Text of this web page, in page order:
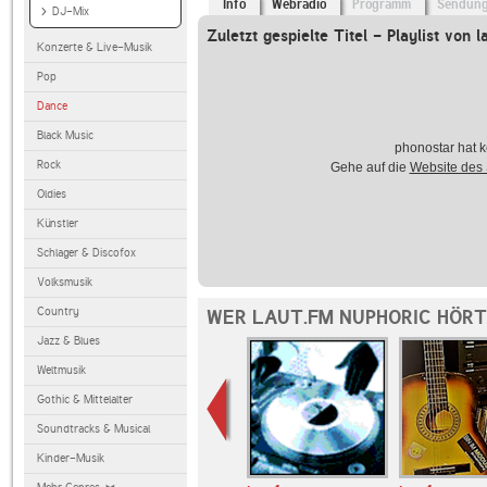
DJ-Mix
Konzerte & Live-Musik
Pop
Dance
Black Music
Rock
Oldies
Künstler
Schlager & Discofox
Volksmusik
Country
Jazz & Blues
Weltmusik
Gothic & Mittelalter
Soundtracks & Musical
Kinder-Musik
Info Webradio Programm
Zuletzt gespielte Titel - Playlist von
phonostar hat
Gehe auf die Website des
WER LAUT.FM NUPHORIC